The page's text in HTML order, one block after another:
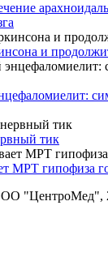
и
тик
МРТ гипофиза
"ЦентроМед",